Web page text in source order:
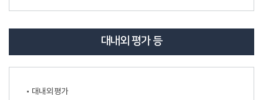
대내외 평가 등
대내외 평가